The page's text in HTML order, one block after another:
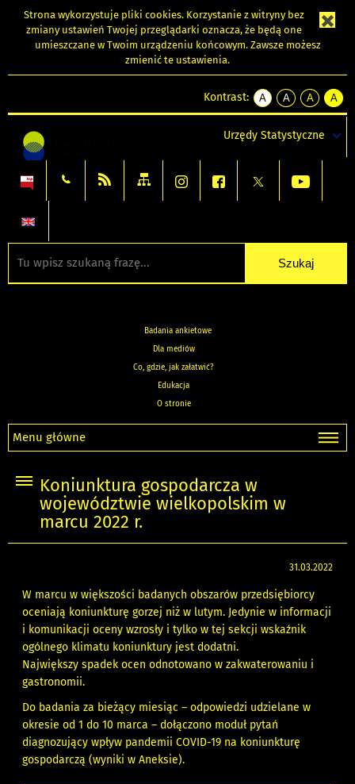
Strona wykorzystuje pliki cookies. Korzystanie z witryny bez
zmiany ustawień Twojej przeglądarki oznacza, że będą one
umieszczane w Twoim urządzeniu końcowym. Zawsze możesz
zmienić te ustawienia.
Kontrast:
A
kontrast
A
kontrast
tekst
czarnym
A
kontrast
tekst
czarnym
A
tekst
żółtym
Urzędy Statystyczne
Badania ankietowe
Dla mediów
Co, gdzie, jak załatwić?
Edukacja
O stronie
Menu główne
Koniunktura gospodarcza w
województwie wielkopolskim w
marcu 2022 r.
31.03.2022
W marcu w większości badanych obszarów przedsiębiorcy
oceniają koniunkturę gorzej niżw lutym. Jedynie w informacji
i komunikacji ocenywzrosły i tylko w tej sekcji wskaźnik
ogólnego klimatu koniunktury jest dodatni.
Największyspadek ocen odnotowano w zakwaterowaniu i
gastronomii.
Do badania za bieżący miesiąc – odpowiedzi udzielane w
okresie od 1 do 10 marca – dołączono moduł pytań
diagnozujący wpływ pandemii COVID-19 na koniunkturę
gospodarczą (wyniki w Aneksie).